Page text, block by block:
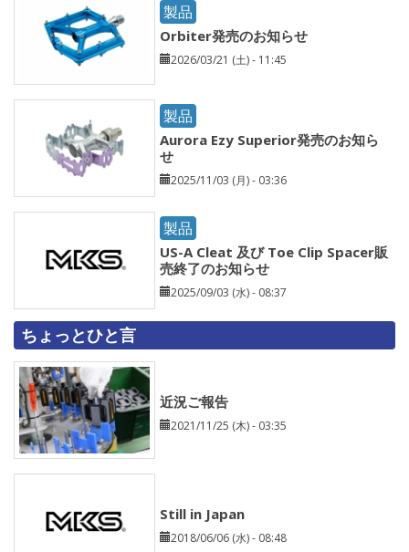
製品
Orbiter発売のお知らせ
2026/03/21 (土) - 11:45
製品
Aurora Ezy Superior発売のお知ら
せ
2025/11/03 (月) - 03:36
製品
US-A Cleat 及び Toe Clip Spacer販
売終了のお知らせ
2025/09/03 (水) - 08:37
ちょっとひと言
近況ご報告
2021/11/25 (木) - 03:35
Still in Japan
2018/06/06 (水) - 08:48